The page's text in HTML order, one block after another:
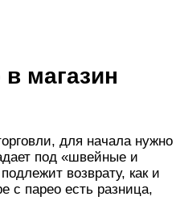
магазин
для начала нужно
под «швейные и
возврату, как и
с парео есть разница,